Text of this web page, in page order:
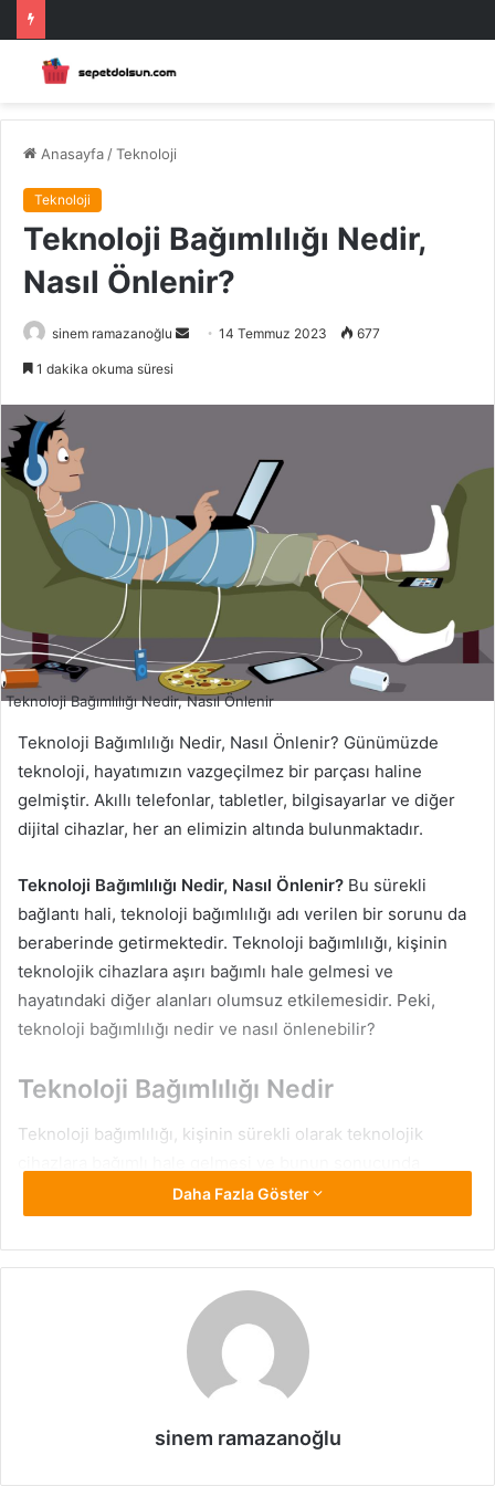
Anasayfa /Teknoloji
Teknoloji
Teknoloji Bağımlılığı Nedir,
Nasıl Önlenir?
sinem ramazanoğlu
Bir
14 Temmuz 2023 677
1 dakika okuma süresi
Teknoloji Bağımlılığı Nedir, Nasıl Önlenir
Teknoloji Bağımlılığı Nedir, Nasıl Önlenir? Günümüzde
teknoloji, hayatımızın vazgeçilmez bir parçası haline
gelmiştir. Akıllı telefonlar, tabletler, bilgisayarlar ve diğer
dijital cihazlar, her an elimizin altında bulunmaktadır.
Teknoloji Bağımlılığı Nedir, Nasıl Önlenir? Bu sürekli
bağlantı hali, teknoloji bağımlılığı adı verilen bir sorunu da
beraberinde getirmektedir. Teknoloji bağımlılığı, kişinin
teknolojik cihazlara aşırı bağımlı hale gelmesi ve
hayatındaki diğer alanları olumsuz etkilemesidir. Peki,
teknoloji bağımlılığı nedir ve nasıl önlenebilir?
Teknoloji Bağımlılığı Nedir
Teknoloji bağımlılığı, kişinin sürekli olarak teknolojik
sosyal, duygusal veya fiziksel sağlığına zarar vermesidir.
Bu bağımlılık, genellikle sosyal medya, video oyunları,
internet ve diğer dijital platformlar üzerinden gerçekleşir.
diğer günlük aktiviteleri, ilişkileri veya sorumlulukları ihmal
Teknoloji Bağımlılığının Önlenmesi
İçin Ne Yapılabilir
Daha Fazla Göster
sinem ramazanoğlu